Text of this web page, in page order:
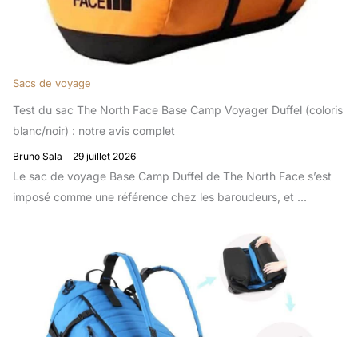
Sacs de voyage
Test du sac The North Face Base Camp Voyager Duffel (coloris
blanc/noir) : notre avis complet
Bruno Sala 29 juillet 2026
Le sac de voyage Base Camp Duffel de The North Face s’est
imposé comme une référence chez les baroudeurs, et ...